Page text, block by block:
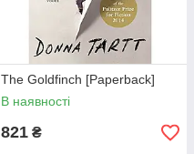
The Goldfinch [Paperback]
В наявності
821 ₴